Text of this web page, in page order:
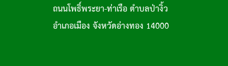
ถนนโพธิ์พระยา-ท่าเรือ ตำบลป่างิ้ว
อำเภอเมือง จังหวัดอ่างทอง 14000